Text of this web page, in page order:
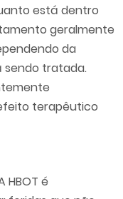
está dentro
geralmente
da
tratada.
terapêutico
HBOT é